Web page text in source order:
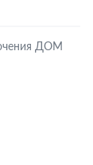
ДОМ